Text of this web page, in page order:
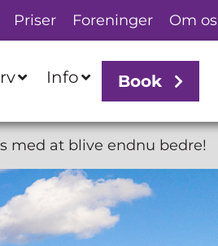
Priser Foreninger Om os
Info Book
endnu bedre! Læs mere